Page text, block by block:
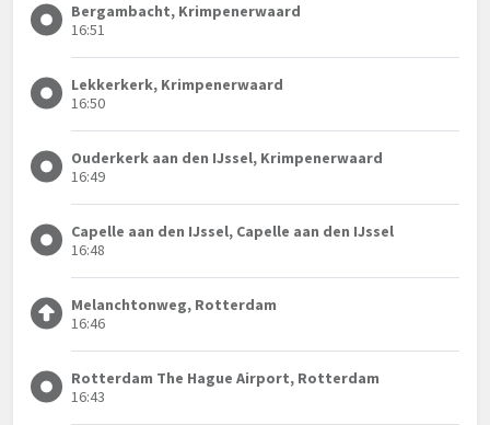
Bergambacht, Krimpenerwaard
16:51
Lekkerkerk, Krimpenerwaard
16:50
Ouderkerk aan den IJssel, Krimpenerwaard
16:49
Capelle aan den IJssel, Capelle aan den IJssel
16:48
Melanchtonweg, Rotterdam
16:46
Rotterdam The Hague Airport, Rotterdam
16:43